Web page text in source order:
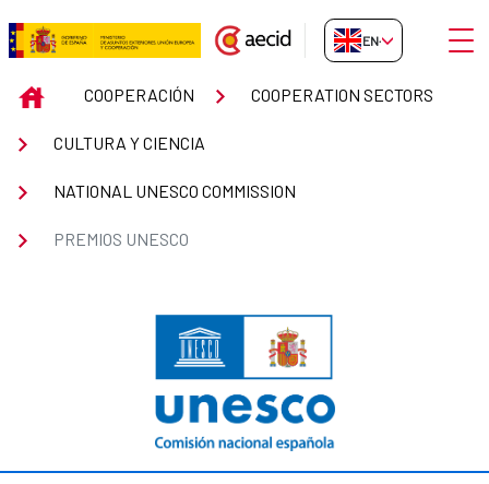
Skip to Main Content
Premios UNESCO
EN-GB
INICIOCOOPERACIÓN COOPERATION SECTORS
CULTURA Y CIENCIA
NATIONAL UNESCO COMMISSION
PREMIOS UNESCO